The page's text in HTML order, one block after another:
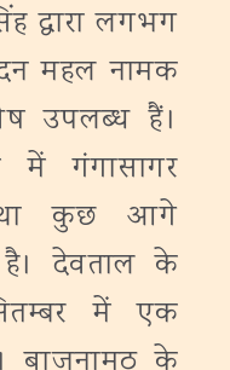
द्वारा लगभग
महल नामक
उपलब्ध हैं।
गंगासागर
कुछ आगे
देवताल के
में एक